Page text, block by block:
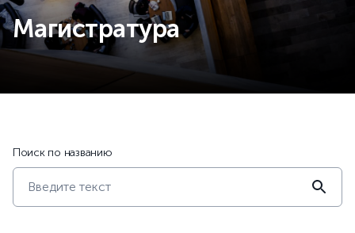
Магистратура
Поиск по названию